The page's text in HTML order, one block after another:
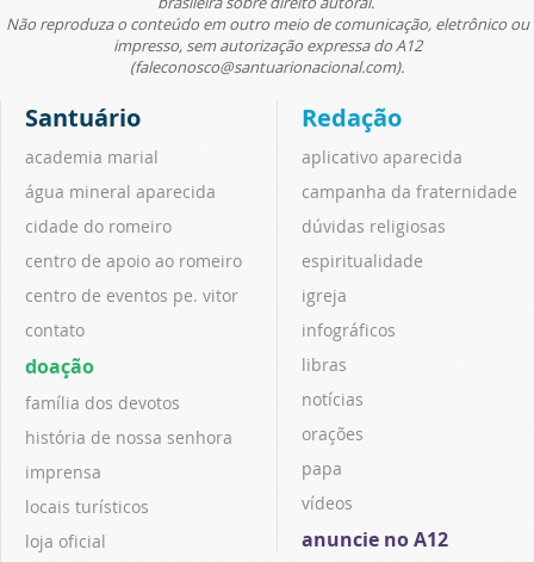
Não reproduza o conteúdo em outro meio de comunicação, eletrônico ou
impresso, sem autorização expressa do A12
(faleconosco@santuarionacional.com).
Santuário
academia marial
água mineral aparecida
cidade do romeiro
centro de apoio ao romeiro
centro de eventos pe. vitor
contato
doação
família dos devotos
história de nossa senhora
imprensa
locais turísticos
loja oficial
Redação
aplicativo aparecida
campanha da fraternidade
dúvidas religiosas
espiritualidade
igreja
infográficos
libras
notícias
orações
papa
vídeos
anuncie no A12